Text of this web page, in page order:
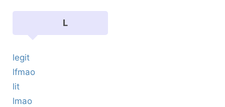
L
legit
lfmao
lit
lmao